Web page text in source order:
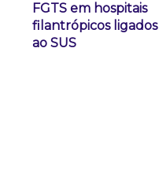
FGTS em hospitais
filantrópicos ligados
ao SUS